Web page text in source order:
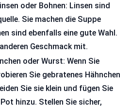
oder Bohnen: Linsen sind
Sie machen die Suppe
sind ebenfalls eine gute Wahl.
Geschmack mit.
oder Wurst: Wenn Sie
Sie gebratenes Hähnchen
Sie sie klein und fügen Sie
hinzu. Stellen Sie sicher,